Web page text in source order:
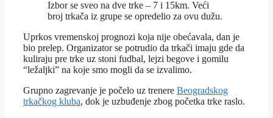
Izbor se sveo na dve trke – 7 i 15km. Veći
broj trkača iz grupe se opredelio za ovu dužu.
Uprkos vremenskoj prognozi koja nije obećavala, dan je
bio prelep. Organizator se potrudio da trkači imaju gde da
kuliraju pre trke uz stoni fudbal, lejzi begove i gomilu
“ležaljki” na koje smo mogli da se izvalimo.
Grupno zagrevanje je počelo uz trenere Beogradskog
trkačkog kluba, dok je uzbuđenje zbog početka trke raslo.